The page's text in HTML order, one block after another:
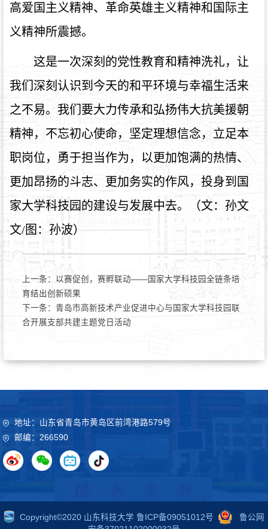
高爱国主义精神、革命英雄主义精神和国际主
义精神所震撼。
这是一次深刻的党性教育和精神洗礼，让
我们深刻认识到今天的和平环境与幸福生活来
之不易。我们要大力传承和弘扬伟大抗美援朝
精神，不忘初心使命，坚定理想信念，立足本
职岗位，勇于担当作为，以更加饱满的热情、
更加昂扬的斗志、更加务实的作风，投身到国
家大学科技园的建设与发展中去。（文：孙文
文/图：孙波）
上一条： 以赛促创，赛孵联动——国家大学科技园全链条培
育结出创新硕果
下一条： 青岛市高新技术产业促进中心与国家大学科技园联
合开展支部共建主题党日活动
地址：山东省青岛市黄岛区前湾港路579号
邮编：266590
Copyright©2020 山东科技大学 鲁ICP备09051012号
鲁公网